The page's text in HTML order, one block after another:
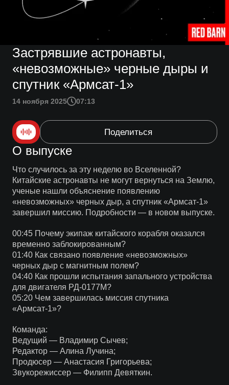
Застрявшие астронавты,
«невозможные» черные дыры и
спутник «Армсат-1»
14 ноября 2025 07:13
Поделиться
О выпуске
Что случилось за эту неделю во Вселенной?
Китайские астронавты не могут вернуться на Землю,
ученые нашли объяснение появлению
«невозможных» черных дыр, а спутник «Армсат-1»
завершил миссию. Подробности — в новом выпуске.
00:45 Почему экипаж китайского корабля оказался
временно заблокированным?
01:40 Как связано появление «невозможных»
черных дыр с магнитным полем?
04:40 Как прошли испытания запального устройства
для двигателя РД-0177М?
05:20 Чем завершилась миссия спутника
«Армсат-1»?
Команда:
Ведущий — Владимир Сычев;
Редактор — Алина Лучина;
Продюсер — Анастасия Григорьева;
Звукорежиссер — Филипп Девяткин.